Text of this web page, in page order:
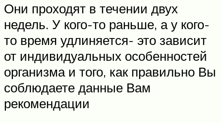
Они проходят в течении двух
недель. У кого-то раньше, а у кого-
то время удлиняется- это зависит
от индивидуальных особенностей
организма и того, как правильно Вы
соблюдаете данные Вам
рекомендации